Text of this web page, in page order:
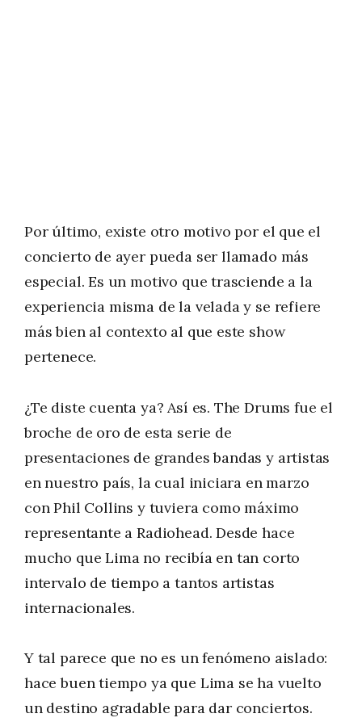
Por último, existe otro motivo por el que el
concierto de ayer pueda ser llamado más
especial. Es un motivo que trasciende a la
experiencia misma de la velada y se refiere
más bien al contexto al que este show
pertenece.
¿Te diste cuenta ya? Así es. The Drums fue el
broche de oro de esta serie de
presentaciones de grandes bandas y artistas
en nuestro país, la cual iniciara en marzo
con Phil Collins y tuviera como máximo
representante a Radiohead. Desde hace
mucho que Lima no recibía en tan corto
intervalo de tiempo a tantos artistas
internacionales.
Y tal parece que no es un fenómeno aislado:
hace buen tiempo ya que Lima se ha vuelto
un destino agradable para dar conciertos.